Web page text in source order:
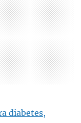
diabetes,